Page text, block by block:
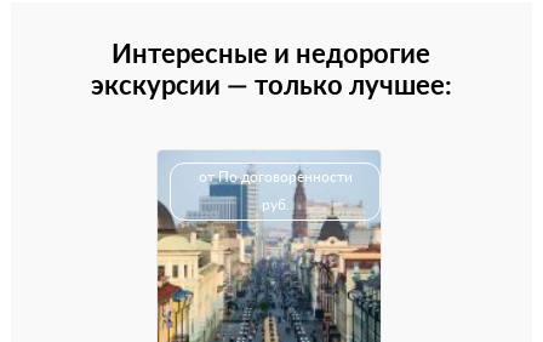
Интересные и недорогие
экскурсии — только лучшее:
от По договоренности
руб.